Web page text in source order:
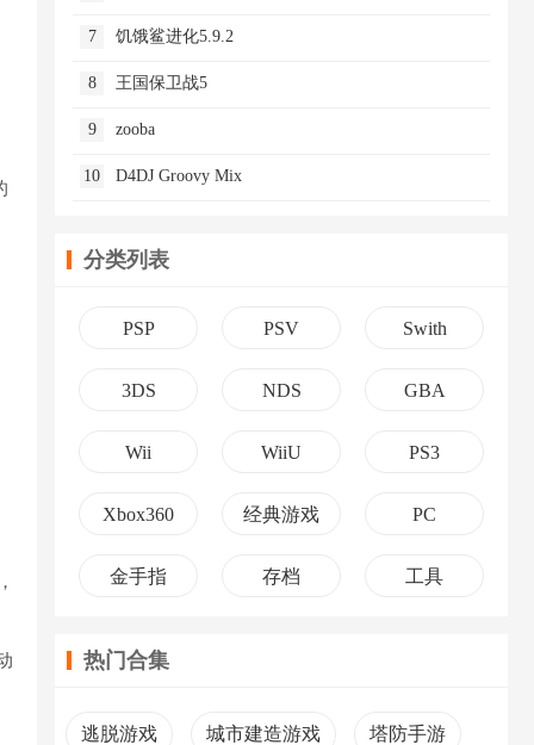
7 饥饿鲨进化5.9.2
8 王国保卫战5
9 zooba
10 D4DJ Groovy Mix
分类列表
PSP PSV Swith
3DS NDS GBA
Wii WiiU PS3
Xbox360 经典游戏 PC
金手指 存档 工具
热门合集
逃脱游戏 城市建造游戏 塔防手游